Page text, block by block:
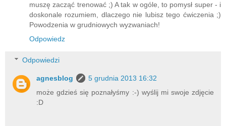
muszę zacząć trenować ;) A tak w ogóle, to pomysł super - i
doskonale rozumiem, dlaczego nie lubisz tego ćwiczenia ;)
Powodzenia w grudniowych wyzwaniach!
Odpowiedz
Odpowiedzi
agnesblog
5 grudnia 2013 16:32
może gdzieś się poznałyśmy :-) wyślij mi swoje zdjęcie
:D